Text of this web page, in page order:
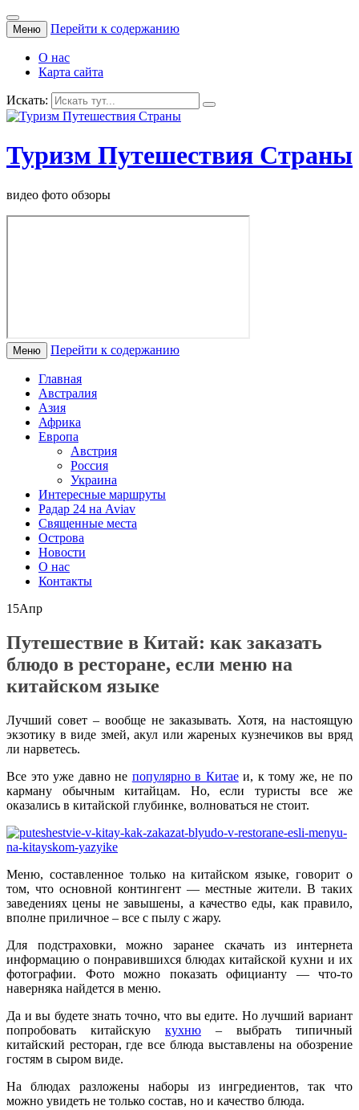
Меню Перейти к содержанию
О нас
Карта сайта
Искать:
Туризм Путешествия Страны
видео фото обзоры
Меню Перейти к содержанию
Главная
Австралия
Азия
Африка
Европа
Австрия
Россия
Украина
Интересные маршруты
Радар 24 на Aviav
Священные места
Острова
Новости
О нас
Контакты
15Апр
Путешествие в Китай: как заказать
блюдо в ресторане, если меню на
китайском языке
Лучший совет – вообще не заказывать. Хотя, на настоящую
экзотику в виде змей, акул или жареных кузнечиков вы вряд
ли нарветесь.
Все это уже давно не популярно в Китаеи, к тому же, не по
карману обычным китайцам. Но, если туристы все же
оказались в китайской глубинке, волноваться не стоит.
Меню, составленное только на китайском языке, говорит о
том, что основной контингент — местные жители. В таких
заведениях цены не завышены, а качество еды, как правило,
вполне приличное – все с пылу с жару.
Для подстраховки, можно заранее скачать из интернета
информацию о понравившихся блюдах китайской кухни и их
фотографии. Фото можно показать официанту — что-то
наверняка найдется в меню.
Да и вы будете знать точно, что вы едите. Но лучший вариант
попробовать китайскую кухню – выбрать типичный
китайский ресторан, где все блюда выставлены на обозрение
гостям в сыром виде.
На блюдах разложены наборы из ингредиентов, так что
можно увидеть не только состав, но и качество блюда.